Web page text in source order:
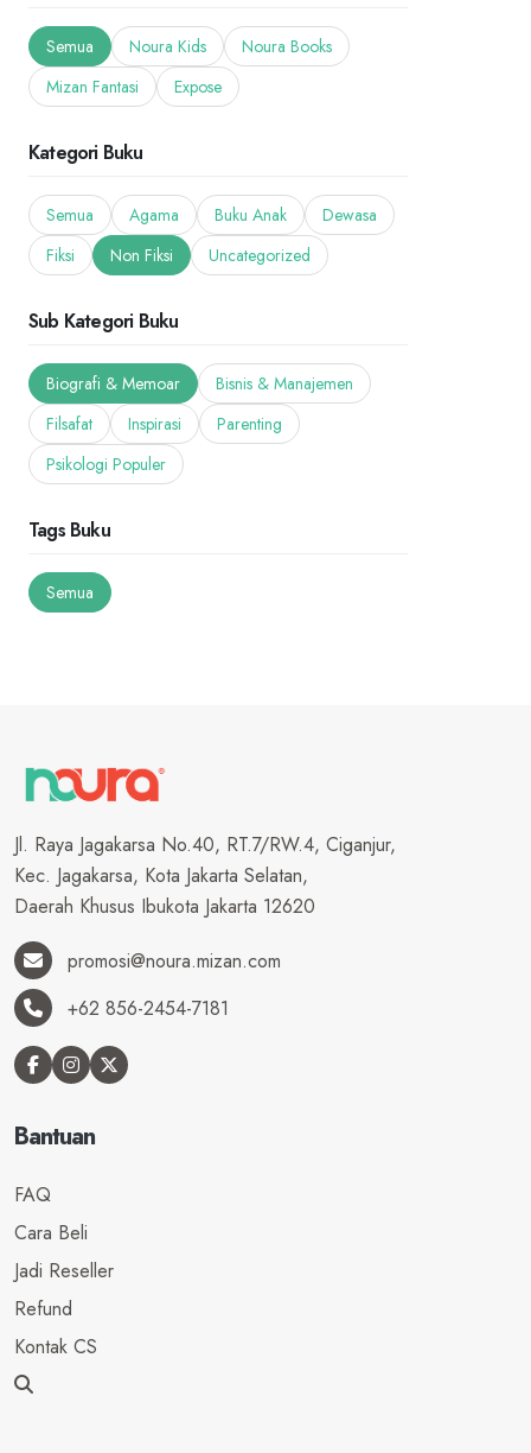
Semua Noura Kids
Noura Books
Mizan Fantasi
Expose
Kategori Buku
Semua Agama Buku Anak
Dewasa
Fiksi
Non Fiksi Uncategorized
Sub Kategori Buku
Biografi & Memoar
Bisnis & Manajemen
Filsafat
Inspirasi
Parenting
Psikologi Populer
Tags Buku
Semua
Jl. Raya Jagakarsa No.40, RT.7/RW.4, Ciganjur,
Kec. Jagakarsa, Kota Jakarta Selatan,
Daerah Khusus Ibukota Jakarta 12620
promosi@noura.mizan.com
+62 856-2454-7181
Bantuan
FAQ
Cara Beli
Jadi Reseller
Refund
Kontak CS